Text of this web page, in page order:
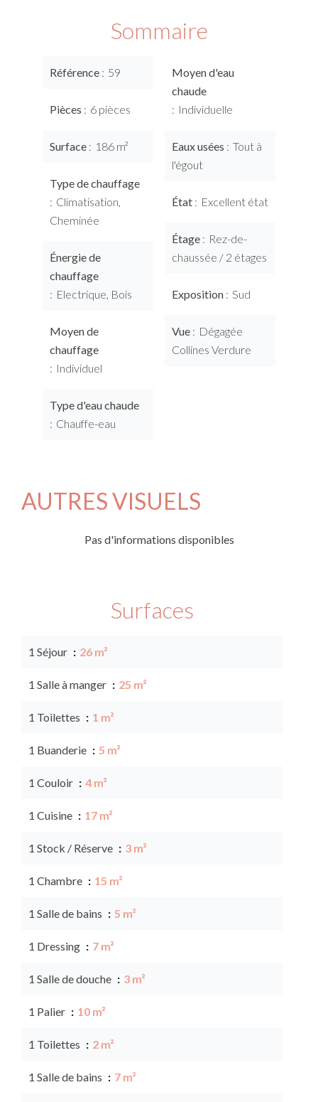
Sommaire
Référence 59
Pièces 6 pièces
Surface 186 m²
Type de chauffage
Climatisation,
Cheminée
Énergie de
chauffage
Electrique, Bois
Moyen de
chauffage
Individuel
Type d'eau chaude
Chauffe-eau
Moyen d'eau
chaude
Individuelle
Eaux usées
Tout à
l'égout
État Excellent état
Étage
Rez-de-
chaussée / 2 étages
Exposition Sud
Vue
Dégagée
Collines Verdure
AUTRES VISUELS
Pas d'informations disponibles
Surfaces
1 Séjour 26 m²
1 Salle à manger 25 m²
1 Toilettes 1 m²
1 Buanderie 5 m²
1 Couloir 4 m²
1 Cuisine 17 m²
1 Stock / Réserve 3 m²
1 Chambre 15 m²
1 Salle de bains 5 m²
1 Dressing 7 m²
1 Salle de douche 3 m²
1 Palier 10 m²
1 Toilettes 2 m²
1 Salle de bains 7 m²